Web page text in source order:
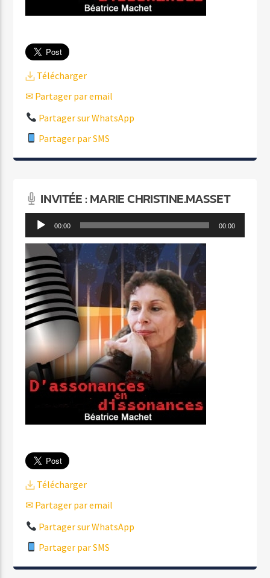
Télécharger
✉ Partager par email
Partager sur WhatsApp
Partager par SMS
INVITÉE : MARIE CHRISTINE.MASSET
Lecteur 00:00 00:00
Télécharger
✉ Partager par email
Partager sur WhatsApp
Partager par SMS